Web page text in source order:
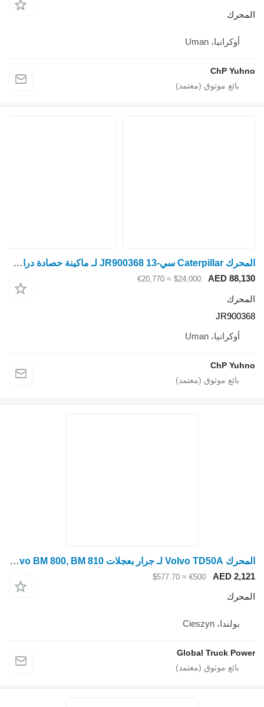
المحرك
أوكرانيا، Uman
ChP Yuhno
المحرك Caterpillar سي-13 JR900368 لـ ماكينة حصادة دراسة Claas Lexion
AED 88,130
$24,000
≈ €20,770
المحرك
JR900368
أوكرانيا، Uman
ChP Yuhno
المحرك Volvo TD50A لـ جرار بعجلات Volvo BM 800, BM 810
AED 2,121
€500
≈ $577.70
المحرك
بولندا، Cieszyn
Global Truck Power